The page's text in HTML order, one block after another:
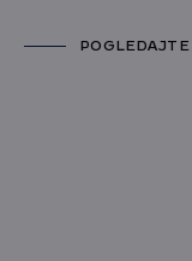
POGLEDAJTE